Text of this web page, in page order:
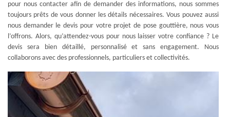
pour nous contacter afin de demander des informations, nous sommes
toujours prêts de vous donner les détails nécessaires. Vous pouvez aussi
nous demander le devis pour votre projet de pose gouttière, nous vous
l’offrons. Alors, qu’attendez-vous pour nous laisser votre confiance ? Le
devis sera bien détaillé, personnalisé et sans engagement. Nous
collaborons avec des professionnels, particuliers et collectivités.